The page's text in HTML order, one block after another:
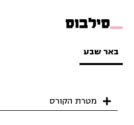
סילבוס
באר שבע
מטרת הקורס